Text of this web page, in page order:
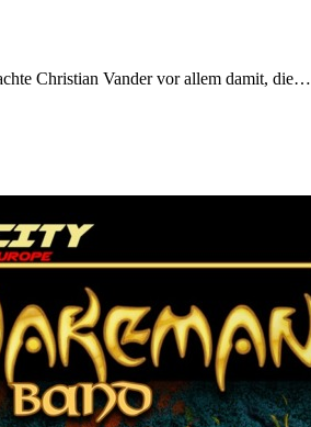
Christian Vander vor allem damit, die…